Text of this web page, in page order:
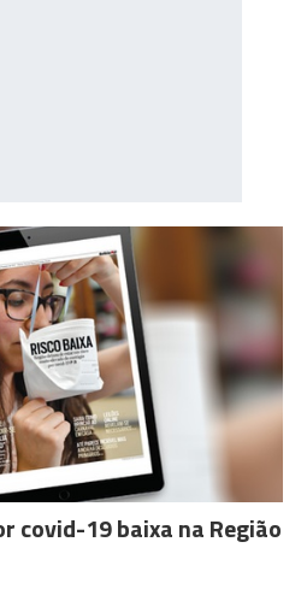
covid-19 baixa na Região